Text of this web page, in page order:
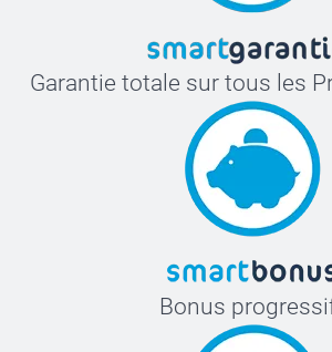
Garantie totale sur tous les
Bonus